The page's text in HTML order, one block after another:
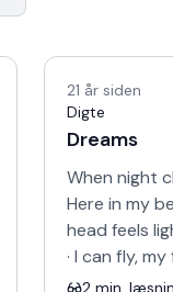
21 år siden
Digte
Dreams
When night
Here in my
head feels
· I can fly,
· My feelings
2 min.